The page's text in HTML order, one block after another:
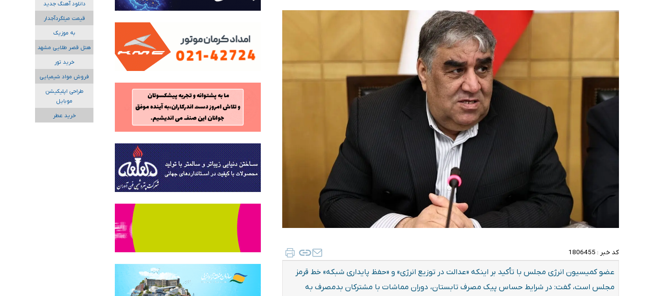
کد خبر : 1806455
عضو کمیسیون انرژی مجلس با تأکید بر اینکه «عدالت در توزیع انرژی» و «حفظ پایداری شبکه» خط قرمز
مجلس است، گفت: در شرایط حساس پیک مصرف تابستان، دوران مماشات با مشترکان بدمصرف به
دانلود آهنگ جدید
قیمت میلگردآجدار
به موزیک
هتل قصر طلایی مشهد
خرید تور
فروش مواد شیمیایی
طراحی اپلیکیشن
موبایل
خرید عطر